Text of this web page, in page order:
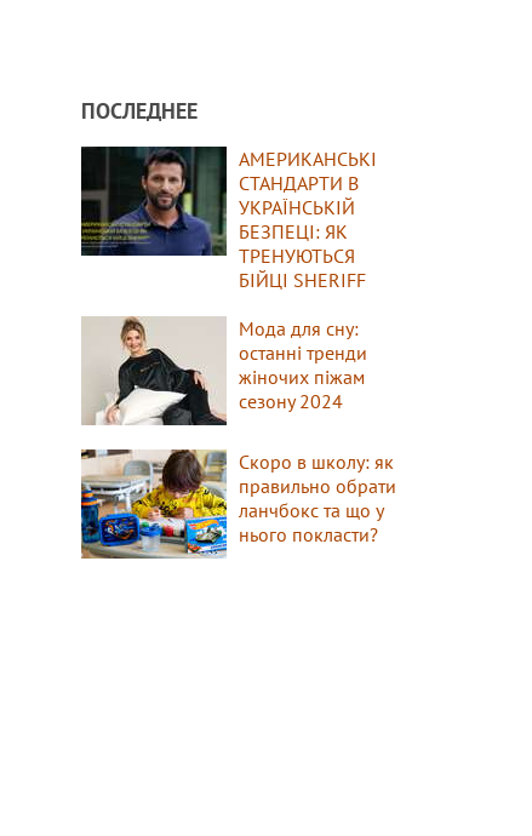
ПОСЛЕДНЕЕ
АМЕРИКАНСЬКІ
СТАНДАРТИ В
УКРАЇНСЬКІЙ
БЕЗПЕЦІ: ЯК
ТРЕНУЮТЬСЯ
БІЙЦІ SHERIFF
Мода для сну:
останні тренди
жіночих піжам
сезону 2024
Скоро в школу: як
правильно обрати
ланчбокс та що у
нього покласти?